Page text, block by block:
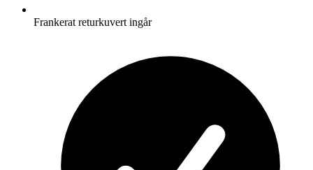
Frankerat returkuvert ingår